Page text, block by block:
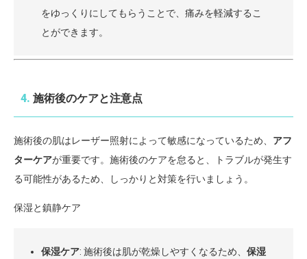
をゆっくりにしてもらうことで、痛みを軽減するこ
とができます。
4. 施術後のケアと注意点
施術後の肌はレーザー照射によって敏感になっているため、 アフ
ターケアが重要です。施術後のケアを怠ると、トラブルが発生す
る可能性があるため、しっかりと対策を行いましょう。
保湿と鎮静ケア
保湿ケア: 施術後は肌が乾燥しやすくなるため、 保湿